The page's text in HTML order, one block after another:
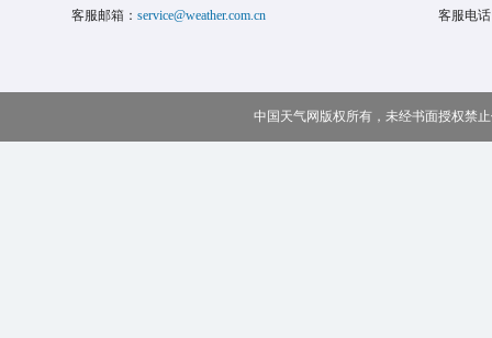
客服邮箱： service@weather.com.cn 客服电
中国天气网版权所有，未经书面授权